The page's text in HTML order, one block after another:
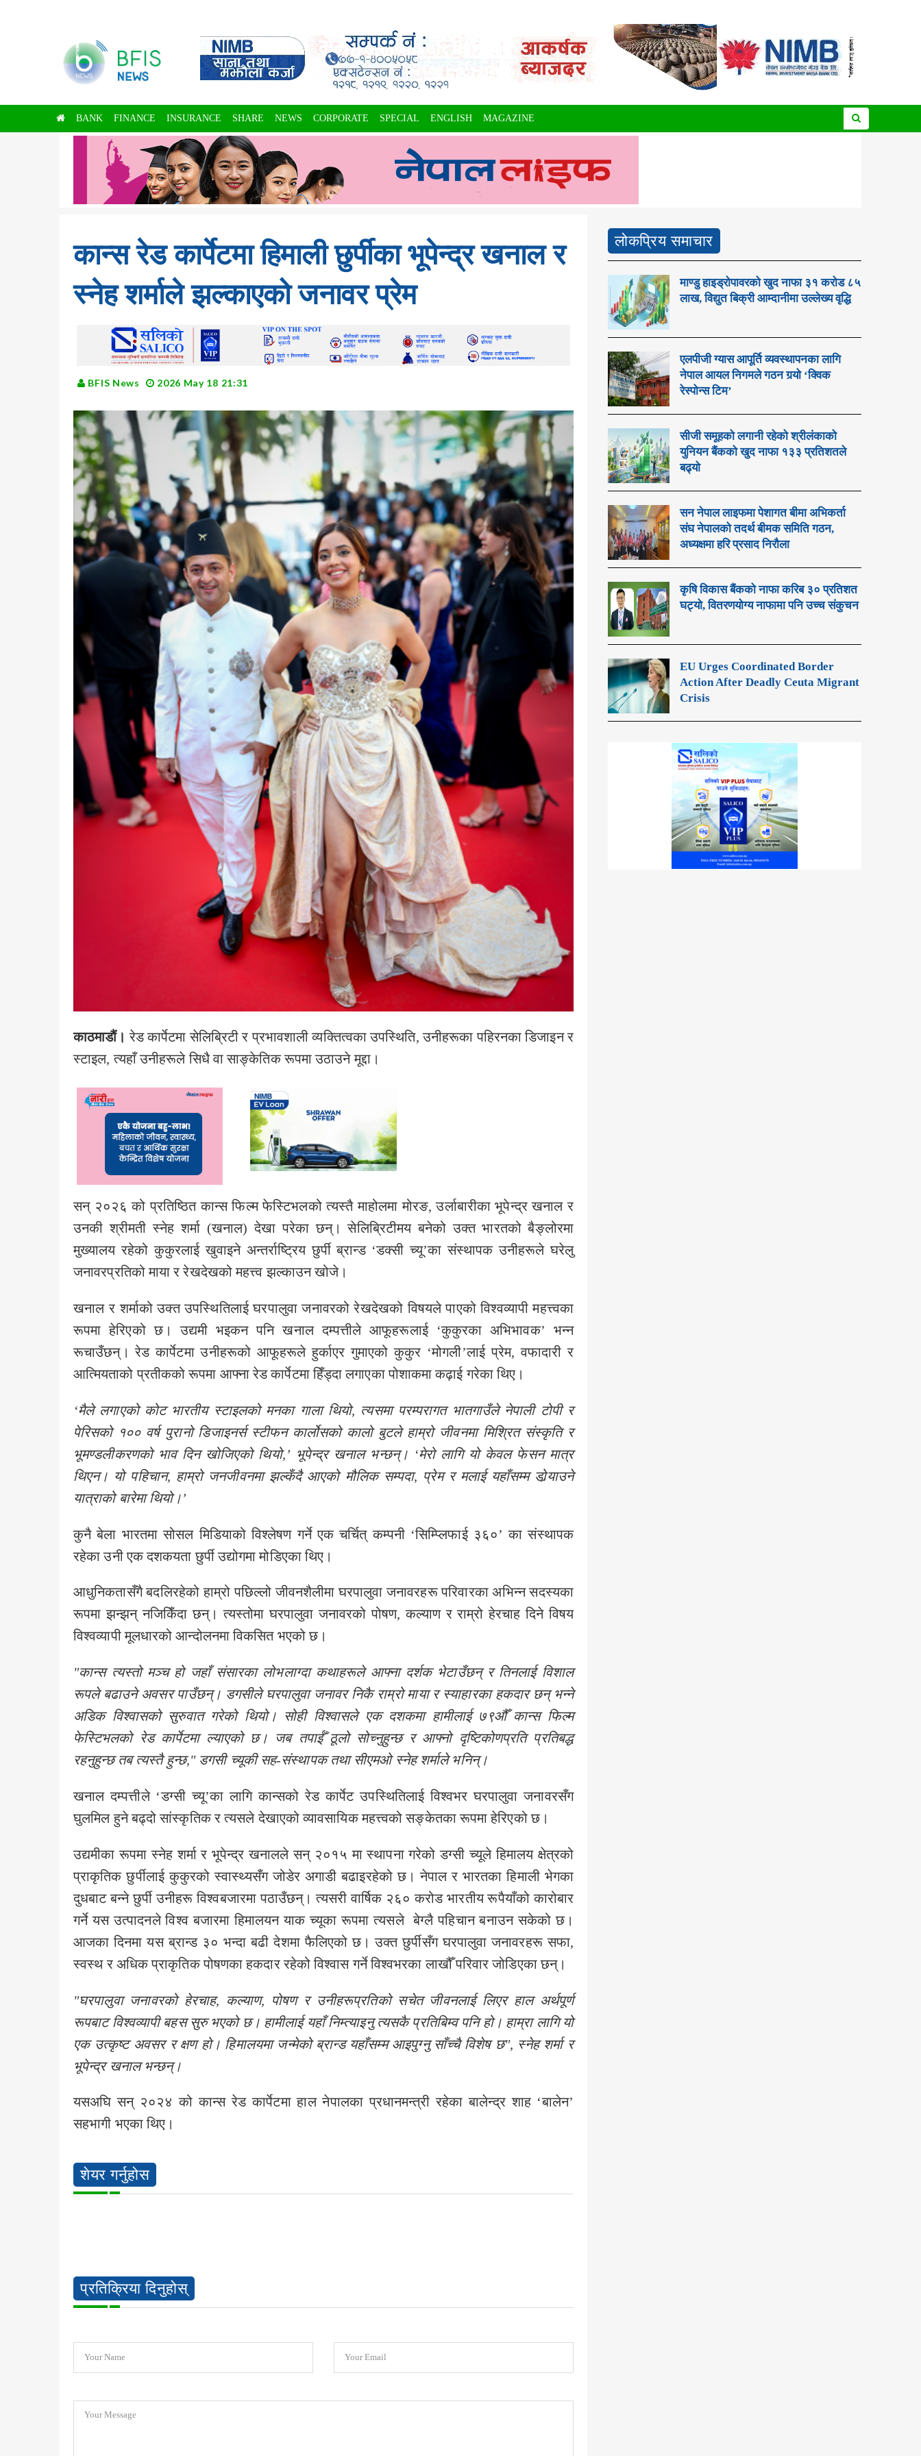
BANK FINANCE INSURANCE SHARE NEWS CORPORATE SPECIAL ENGLISH MAGAZINE
कान्स रेड कार्पेटमा हिमाली छुर्पीका भूपेन्द्र खनाल र
स्नेह शर्माले झल्काएको जनावर प्रेम
BFIS News 2026 May 18 21:31
काठमाडौं।रेड कार्पेटमा सेलिब्रिटी र प्रभावशाली व्यक्तित्वका उपस्थिति, उनीहरूका पहिरनका डिजाइन र
स्टाइल, त्यहाँ उनीहरूले सिधै वा साङ्केतिक रूपमा उठाउने मूद्दा।
सन् २०२६ को प्रतिष्ठित कान्स फिल्म फेस्टिभलको त्यस्तै माहोलमा मोरङ, उर्लाबारीका भूपेन्द्र खनाल र
उनकी श्रीमती स्नेह शर्मा (खनाल) देखा परेका छन्। सेलिब्रिटीमय बनेको उक्त भारतको बैङ्लोरमा
मुख्यालय रहेको कुकुरलाई खुवाइने अन्तर्राष्ट्रिय छुर्पी ब्रान्ड ‘डक्सी च्यू’का संस्थापक उनीहरूले घरेलु
जनावरप्रतिको माया र रेखदेखको महत्त्व झल्काउन खोजे।
खनाल र शर्माको उक्त उपस्थितिलाई घरपालुवा जनावरको रेखदेखको विषयले पाएको विश्वव्यापी महत्त्वका
रूपमा हेरिएको छ। उद्यमी भइकन पनि खनाल दम्पत्तीले आफूहरूलाई ‘कुकुरका अभिभावक’ भन्न
रूचाउँछन्। रेड कार्पेटमा उनीहरूको आफूहरूले हुर्काएर गुमाएको कुकुर ‘मोगली’लाई प्रेम, वफादारी र
आत्मियताको प्रतीकको रूपमा आफ्ना रेड कार्पेटमा हिँड्दा लगाएका पोशाकमा कढ़ाई गरेका थिए।
‘मैले लगाएको कोट भारतीय स्टाइलको मनका गाला थियो, त्यसमा परम्परागत भातगाउँले नेपाली टोपी र
पेरिसको १०० वर्ष पुरानो डिजाइनर्स स्टीफन कार्लोसको कालो बुटले हाम्रो जीवनमा मिश्रित संस्कृति र
भूमण्डलीकरणको भाव दिन खोजिएको थियो,’ भूपेन्द्र खनाल भन्छन्। ‘मेरो लागि यो केवल फेसन मात्र
थिएन। यो पहिचान, हाम्रो जनजीवनमा झल्कँदै आएको मौलिक सम्पदा, प्रेम र मलाई यहाँसम्म डोर्‍याउने
यात्राको बारेमा थियो।’
कुनै बेला भारतमा सोसल मिडियाको विश्लेषण गर्ने एक चर्चित् कम्पनी ‘सिम्प्लिफाई ३६०’ का संस्थापक
रहेका उनी एक दशकयता छुर्पी उद्योगमा मोडिएका थिए।
आधुनिकतासँगै बदलिरहेको हाम्रो पछिल्लो जीवनशैलीमा घरपालुवा जनावरहरू परिवारका अभिन्न सदस्यका
रूपमा झन्झन् नजिकिँदा छन्। त्यस्तोमा घरपालुवा जनावरको पोषण, कल्याण र राम्रो हेरचाह दिने विषय
विश्वव्यापी मूलधारको आन्दोलनमा विकसित भएको छ।
"कान्स त्यस्तो मञ्च हो जहाँ संसारका लोभलाग्दा कथाहरूले आफ्ना दर्शक भेटाउँछन् र तिनलाई विशाल
रूपले बढाउने अवसर पाउँछन्। डगसीले घरपालुवा जनावर निकै राम्रो माया र स्याहारका हकदार छन् भन्ने
अडिक विश्वासको सुरुवात गरेको थियो। सोही विश्वासले एक दशकमा हामीलाई ७९औँ कान्स फिल्म
फेस्टिभलको रेड कार्पेटमा ल्याएको छ। जब तपाईँ ठूलो सोच्नुहुन्छ र आफ्नो दृष्टिकोणप्रति प्रतिबद्ध
रहनुहुन्छ तब त्यस्तै हुन्छ," डगसी च्यूकी सह-संस्थापक तथा सीएमओ स्नेह शर्माले भनिन्।
खनाल दम्पत्तीले ‘डग्सी च्यू’का लागि कान्सको रेड कार्पेट उपस्थितिलाई विश्वभर घरपालुवा जनावरसँग
घुलमिल हुने बढ्दो सांस्कृतिक र त्यसले देखाएको व्यावसायिक महत्त्वको सङ्केतका रूपमा हेरिएको छ।
उद्यमीका रूपमा स्नेह शर्मा र भूपेन्द्र खनालले सन् २०१५ मा स्थापना गरेको डग्सी च्यूले हिमालय क्षेत्रको
प्राकृतिक छुर्पीलाई कुकुरको स्वास्थ्यसँग जोडेर अगाडी बढाइरहेको छ। नेपाल र भारतका हिमाली भेगका
दुधबाट बन्ने छुर्पी उनीहरू विश्वबजारमा पठाउँछन्। त्यसरी वार्षिक २६० करोड भारतीय रूपैयाँको कारोबार
गर्ने यस उत्पादनले विश्व बजारमा हिमालयन याक च्यूका रूपमा त्यसले बेग्लै पहिचान बनाउन सकेको छ।
आजका दिनमा यस ब्रान्ड ३० भन्दा बढी देशमा फैलिएको छ। उक्त छुर्पीसँग घरपालुवा जनावरहरू सफा,
स्वस्थ र अधिक प्राकृतिक पोषणका हकदार रहेको विश्वास गर्ने विश्वभरका लाखौँ परिवार जोडिएका छन्।
"घरपालुवा जनावरको हेरचाह, कल्याण, पोषण र उनीहरूप्रतिको सचेत जीवनलाई लिएर हाल अर्थपूर्ण
रूपबाट विश्वव्यापी बहस सुरु भएको छ। हामीलाई यहाँ निम्त्याइनु त्यसकै प्रतिबिम्व पनि हो। हाम्रा लागि यो
एक उत्कृष्ट अवसर र क्षण हो। हिमालयमा जन्मेको ब्रान्ड यहाँसम्म आइपुग्नु साँच्चै विशेष छ", स्नेह शर्मा र
भूपेन्द्र खनाल भन्छन्।
यसअघि सन् २०२४ को कान्स रेड कार्पेटमा हाल नेपालका प्रधानमन्त्री रहेका बालेन्द्र शाह ‘बालेन’
सहभागी भएका थिए।
शेयर गर्नुहोस
प्रतिक्रिया दिनुहोस्
Your Name Your Email
Your Message
लोकप्रिय समाचार
माण्डु हाइड्रोपावरको खुद नाफा ३१ करोड ८५
लाख, विद्युत बिक्री आम्दानीमा उल्लेख्य वृद्धि
एलपीजी ग्यास आपूर्ति व्यवस्थापनका लागि
नेपाल आयल निगमले गठन गर्‍यो ‘क्विक
रेस्पोन्स टिम’
सीजी समूहको लगानी रहेको श्रीलंकाको
युनियन बैंकको खुद नाफा १३३ प्रतिशतले
बढ्यो
सन नेपाल लाइफमा पेशागत बीमा अभिकर्ता
संघ नेपालको तदर्थ बीमक समिति गठन,
अध्यक्षमा हरि प्रसाद निरौला
कृषि विकास बैंकको नाफा करिब ३० प्रतिशत
घट्यो, वितरणयोग्य नाफामा पनि उच्च संकुचन
EU Urges Coordinated Border
Action After Deadly Ceuta Migrant
Crisis